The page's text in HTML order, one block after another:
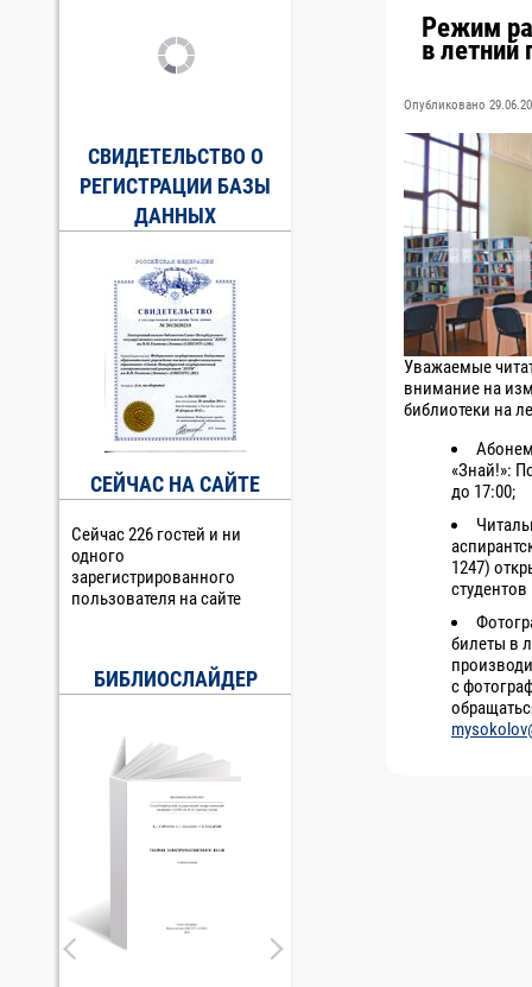
СВИДЕТЕЛЬСТВО О
РЕГИСТРАЦИИ БАЗЫ
ДАННЫХ
СЕЙЧАС НА САЙТЕ
Сейчас 226 гостей и ни
одного
зарегистрированного
пользователя на сайте
БИБЛИОСЛАЙДЕР
Режим
в летний
Опубликовано
Уважаемые
внимание на
библиотеки на
«Знай!»:
до 17:00;
1247)
студентов
билеты в
с